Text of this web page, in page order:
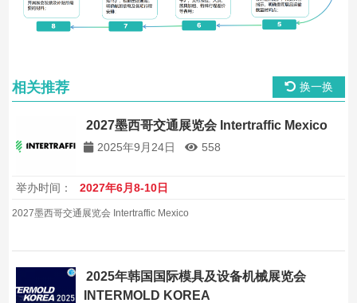
相关推荐 换一换
2027墨西哥交通展览会 Intertraffic Mexico
2025年9月24日 558
举办时间： 2027年6月8-10日
2027墨西哥交通展览会 Intertraffic Mexico
2025年韩国国际模具及设备机械展览会
INTERMOLD KOREA